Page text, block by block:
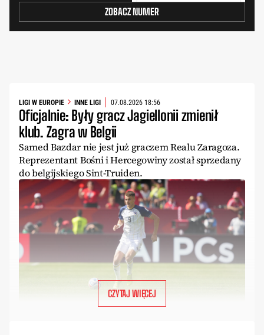
ZOBACZ NUMER
LIGI W EUROPIE INNE LIGI 07.08.2026 18:56
Oficjalnie: Były gracz Jagiellonii zmienił
klub. Zagra w Belgii
Samed Bazdar nie jest już graczem Realu Zaragoza.
Reprezentant Bośni i Hercegowiny został sprzedany
do belgijskiego Sint-Truiden.
CZYTAJ WIĘCEJ